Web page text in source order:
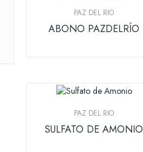
PAZ DEL RIO
ABONO PAZDELRÍO
PAZ DEL RIO
SULFATO DE AMONIO